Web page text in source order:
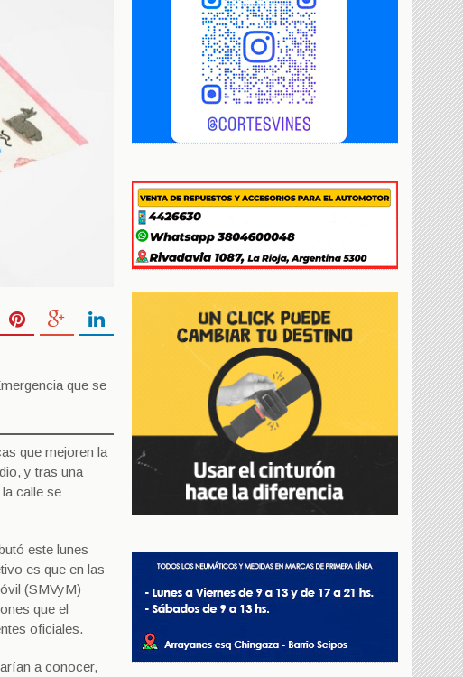
que se
que mejoren la
y tras una
calle se
este lunes
es que en las
(SMVyM)
que el
oficiales.
a conocer,